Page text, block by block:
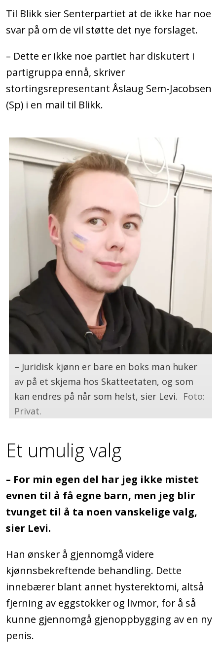
skal Stortinget nå votere over
følgende endringsforslag: «Ved
har endret juridisk kjønn (...) skal
personens fødselskjønn legges til
grunn (...) dersom personen ønsker
det.»
Til Blikk sier Senterpartiet at de ikke har noe
svar på om de vil støtte det nye forslaget.
– Dette er ikke noe partiet har diskutert i
partigruppa ennå, skriver
stortingsrepresentant Åslaug Sem-Jacobsen
(Sp) i en mail til Blikk.
– Juridisk kjønn er bare en boks man huker
av på et skjema hos Skatteetaten, og som
kan endres på når som helst, sier Levi. Foto:
Privat.
Et umulig valg
– For min egen del har jeg ikke mistet
evnen til å få egne barn, men jeg blir
tvunget til å ta noen vanskelige valg,
sier Levi.
Han ønsker å gjennomgå videre
kjønnsbekreftende behandling. Dette
innebærer blant annet hysterektomi, altså
fjerning av eggstokker og livmor, for å så
kunne gjennomgå gjenoppbygging av en ny
penis.